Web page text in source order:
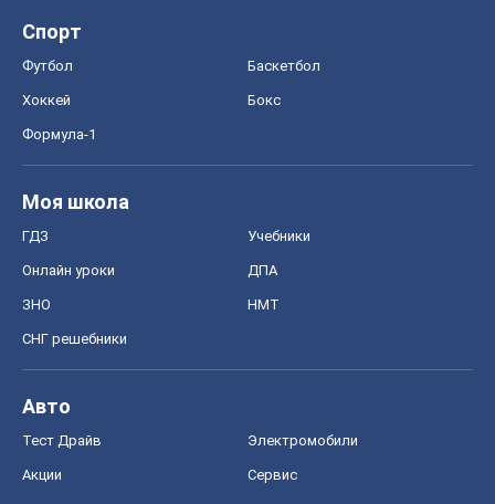
Спорт
Футбол Баскетбол
Хоккей Бокс
Формула-1
Моя школа
ГДЗ Учебники
Онлайн уроки ДПА
ЗНО НМТ
СНГ решебники
Авто
Тест Драйв Электромобили
Акции Сервис